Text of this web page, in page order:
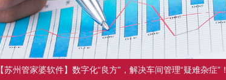
【苏州管家婆软件】数字化“良方”，解决车间管理“疑难杂症”！